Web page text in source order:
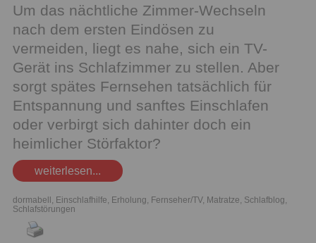
Um das nächtliche Zimmer-Wechseln
nach dem ersten Eindösen zu
vermeiden, liegt es nahe, sich ein TV-
Gerät ins Schlafzimmer zu stellen. Aber
sorgt spätes Fernsehen tatsächlich für
Entspannung und sanftes Einschlafen
oder verbirgt sich dahinter doch ein
heimlicher Störfaktor?
weiterlesen...
dormabell , Einschlafhilfe, Erholung, Fernseher/TV, Matratze, Schlafblog,
Schlafstörungen